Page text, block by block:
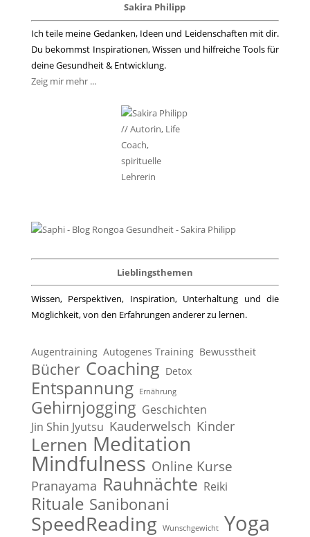
Sakira Philipp
Ich teile meine Gedanken, Ideen und Leidenschaften mit dir.
Du bekommst Inspirationen, Wissen und hilfreiche Tools für
deine Gesundheit & Entwicklung.
Zeig mir mehr ...
Lieblingsthemen
Wissen, Perspektiven, Inspiration, Unterhaltung und die
Möglichkeit, von den Erfahrungen anderer zu lernen.
Augentraining Autogenes Training Bewusstheit
Bücher Coaching Detox
Entspannung Ernährung
Gehirnjogging Geschichten
Jin Shin Jyutsu Kauderwelsch Kinder
Lernen Meditation
Mindfulness Online Kurse
Pranayama Rauhnächte Reiki
Rituale Sanibonani
SpeedReading Wunschgewicht Yoga